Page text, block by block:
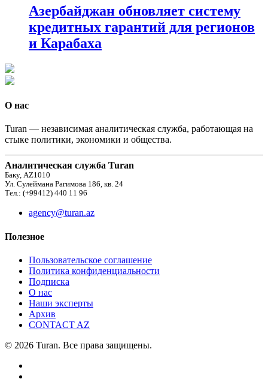
Азербайджан обновляет систему
кредитных гарантий для регионов
и Карабаха
О нас
Turan — независимая аналитическая служба, работающая на
стыке политики, экономики и общества.
Аналитическая служба Turan
Баку, AZ1010
Ул. Сулеймана Рагимова 186, кв. 24
Тел.: (+99412) 440 11 96
agency@turan.az
Полезное
Пользовательское соглашение
Политика конфиденциальности
Подписка
О нас
Наши эксперты
Архив
CONTACT AZ
© 2026 Turan. Все права защищены.